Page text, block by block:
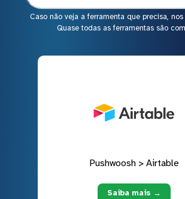
Caso não veja a ferramenta que precisa,
Quase todas as ferramentas são
Pushwoosh > Airtable
Saiba mais →